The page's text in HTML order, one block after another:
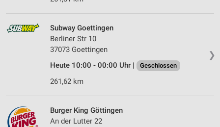
❯
Subway Goettingen
Berliner Str 10
37073 Goettingen
Heute 10:00 - 00:00 Uhr |
Geschlossen
261,62 km
Burger King Göttingen
An der Lutter 22